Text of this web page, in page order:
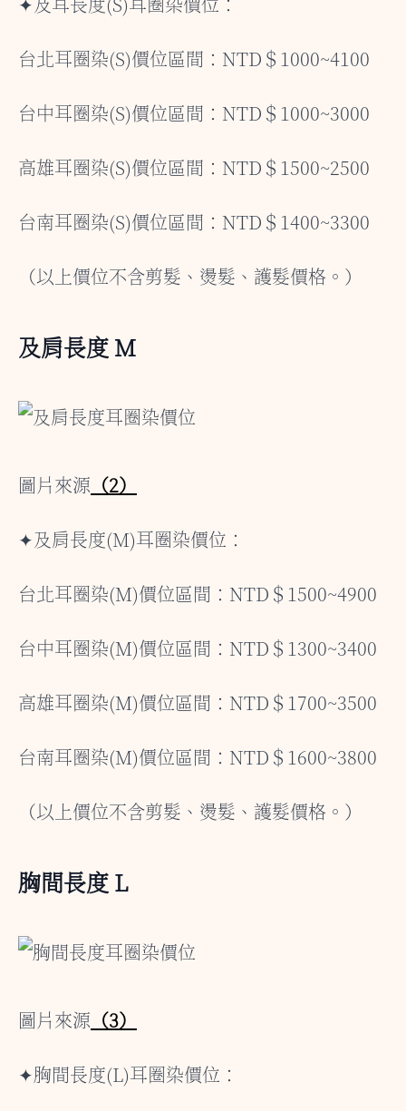
台北耳圈染(S)價位區間：NTD＄1000~4100
台中耳圈染(S)價位區間：NTD＄1000~3000
高雄耳圈染(S)價位區間：NTD＄1500~2500
台南耳圈染(S)價位區間：NTD＄1400~3300
（以上價位不含剪髮、燙髮、護髮價格。）
及肩長度 M
圖片來源 （2）
✦及肩長度(M)耳圈染價位：
台北耳圈染(M)價位區間：NTD＄1500~4900
台中耳圈染(M)價位區間：NTD＄1300~3400
高雄耳圈染(M)價位區間：NTD＄1700~3500
台南耳圈染(M)價位區間：NTD＄1600~3800
（以上價位不含剪髮、燙髮、護髮價格。）
胸間長度 L
圖片來源 （3）
✦胸間長度(L)耳圈染價位：